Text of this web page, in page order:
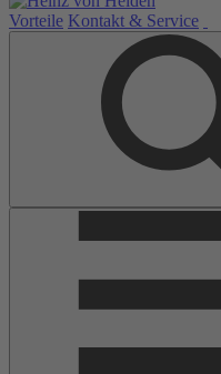
Vorteile Kontakt & Service